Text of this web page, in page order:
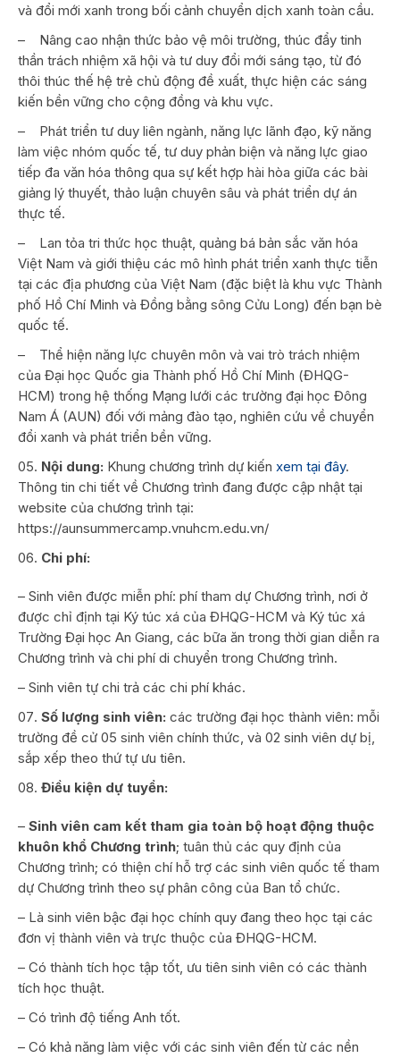
và đổi mới xanh trong bối cảnh chuyển dịch xanh toàn cầu.
– Nâng cao nhận thức bảo vệ môi trường, thúc đẩy tinh
thần trách nhiệm xã hội và tư duy đổi mới sáng tạo, từ đó
thôi thúc thế hệ trẻ chủ động đề xuất, thực hiện các sáng
kiến bền vững cho cộng đồng và khu vực.
– Phát triển tư duy liên ngành, năng lực lãnh đạo, kỹ năng
làm việc nhóm quốc tế, tư duy phản biện và năng lực giao
tiếp đa văn hóa thông qua sự kết hợp hài hòa giữa các bài
giảng lý thuyết, thảo luận chuyên sâu và phát triển dự án
thực tế.
– Lan tỏa tri thức học thuật, quảng bá bản sắc văn hóa
Việt Nam và giới thiệu các mô hình phát triển xanh thực tiễn
tại các địa phương của Việt Nam (đặc biệt là khu vực Thành
phố Hồ Chí Minh và Đồng bằng sông Cửu Long) đến bạn bè
quốc tế.
– Thể hiện năng lực chuyên môn và vai trò trách nhiệm
của Đại học Quốc gia Thành phố Hồ Chí Minh (ĐHQG-
HCM) trong hệ thống Mạng lưới các trường đại học Đông
Nam Á (AUN) đối với mảng đào tạo, nghiên cứu về chuyển
đổi xanh và phát triển bền vững.
Nội dung: Khung chương trình dự kiến xem tại đây.
Thông tin chi tiết về Chương trình đang được cập nhật tại
website của chương trình tại:
https://aunsummercamp.vnuhcm.edu.vn/
Chi phí:
– Sinh viên được miễn phí: phí tham dự Chương trình, nơi ở
được chỉ định tại Ký túc xá của ĐHQG-HCM và Ký túc xá
Trường Đại học An Giang, các bữa ăn trong thời gian diễn ra
Chương trình và chi phí di chuyển trong Chương trình.
– Sinh viên tự chi trả các chi phí khác.
Số lượng sinh viên: các trường đại học thành viên: mỗi
trường đề cử 05 sinh viên chính thức, và 02 sinh viên dự bị,
sắp xếp theo thứ tự ưu tiên.
Điều kiện dự tuyển:
– Sinh viên cam kết tham gia toàn bộ hoạt động thuộc
khuôn khổ Chương trình; tuân thủ các quy định của
Chương trình; có thiện chí hỗ trợ các sinh viên quốc tế tham
dự Chương trình theo sự phân công của Ban tổ chức.
– Là sinh viên bậc đại học chính quy đang theo học tại các
đơn vị thành viên và trực thuộc của ĐHQG-HCM.
– Có thành tích học tập tốt, ưu tiên sinh viên có các thành
tích học thuật.
– Có trình độ tiếng Anh tốt.
– Có khả năng làm việc với các sinh viên đến từ các nền